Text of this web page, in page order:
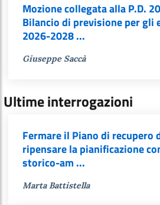
Mozione collegata alla P.D.
Bilancio di previsione per gli
2026-2028 ...
Giuseppe Saccà
Ultime interrogazioni
Fermare il Piano di recupero
ripensare la pianificazione
storico-am ...
Marta Battistella